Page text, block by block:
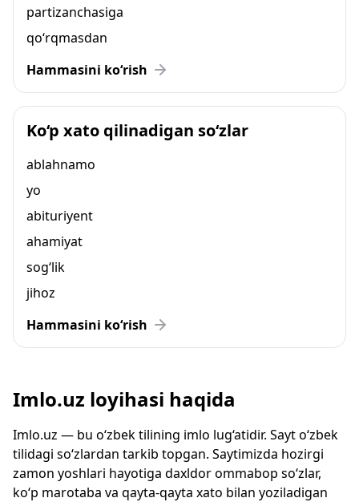
partizanchasiga
qo‘rqmasdan
Hammasini ko‘rish
Ko‘p xato qilinadigan so‘zlar
ablahnamo
yo
abituriyent
ahamiyat
sog‘lik
jihoz
Hammasini ko‘rish
Imlo.uz loyihasi haqida
Imlo.uz — bu o‘zbek tilining imlo lug‘atidir. Sayt o‘zbek
tilidagi so‘zlardan tarkib topgan. Saytimizda hozirgi
zamon yoshlari hayotiga daxldor ommabop so‘zlar,
ko‘p marotaba va qayta-qayta xato bilan yoziladigan